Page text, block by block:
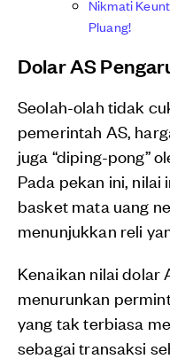
Nikmati
Pluang!
Dolar AS
Seolah-olah tidak
pemerintah AS,
juga “diping-pong”
Pada pekan ini,
basket mata uang
menunjukkan reli
Kenaikan nilai dolar
menurunkan
yang tak terbiasa
sebagai transaksi